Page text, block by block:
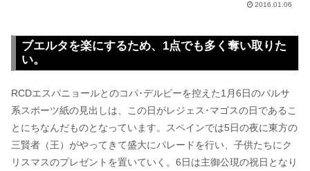
2016.01.06
ブエルタを楽にするため、1点でも多く奪い取りた
い。
RCDエスパニョールとのコパ･デルビーを控えた1月6日のバルサ
系スポーツ紙の見出しは、この日がレジェス･マゴスの日であるこ
とにちなんだものとなっています。スペインでは5日の夜に東方の
三賢者（王）がやってきて盛大にパレードを行い、子供たちにク
リスマスのプレゼントを置いていく。6日は主御公現の祝日となり